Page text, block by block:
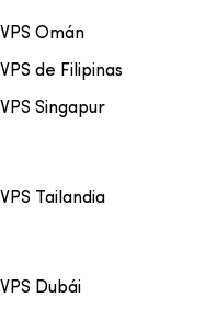
VPS Omán
VPS de Filipinas
VPS Singapur
VPS Tailandia
VPS Dubái